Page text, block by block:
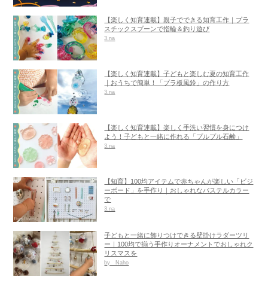
【楽しく知育連載】親子でできる知育工作｜プラ
スチックスプーンで指輪＆釣り遊び
3.na
【楽しく知育連載】子どもと楽しむ夏の知育工作
｜おうちで簡単！「プラ板風鈴」の作り方
3.na
【楽しく知育連載】楽しく手洗い習慣を身につけ
よう！子どもと一緒に作れる「プルプル石鹸」
3.na
【知育】100均アイテムで赤ちゃんが楽しい「ビジ
ーボード」を手作り｜おしゃれなパステルカラー
で
3.na
子どもと一緒に飾りつけできる壁掛けラダーツリ
ー｜100均で揃う手作りオーナメントでおしゃれク
リスマスを
by Naho